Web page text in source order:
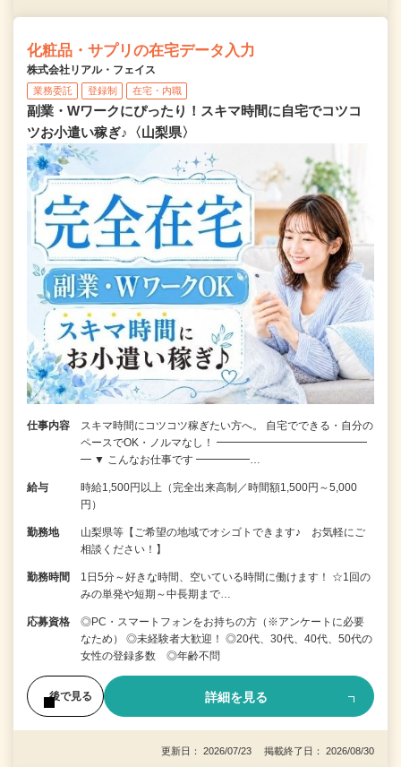
化粧品・サプリの在宅データ入力
株式会社リアル・フェイス
業務委託 登録制 在宅・内職
副業・Wワークにぴったり！スキマ時間に自宅でコツコ
ツお小遣い稼ぎ♪〈山梨県〉
仕事内容
スキマ時間にコツコツ稼ぎたい方へ。 自宅でできる・自分の
ペースでOK・ノルマなし！ ━━━━━━━━━━━━━━
━ ▼ こんなお仕事です ━━━━━…
給与
時給1,500円以上（完全出来高制／時間額1,500円～5,000
円）
勤務地
山梨県等【ご希望の地域でオシゴトできます♪ お気軽にご
相談ください！】
勤務時間
1日5分～好きな時間、空いている時間に働けます！ ☆1回の
みの単発や短期～中長期まで…
応募資格
◎PC・スマートフォンをお持ちの方（※アンケートに必要
なため） ◎未経験者大歓迎！ ◎20代、30代、40代、50代の
女性の登録多数 ◎年齢不問
後で見る 詳細を見る
更新日： 2026/07/23 掲載終了日： 2026/08/30